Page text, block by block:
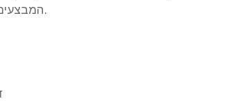
המבצעים ולמנוע קונפליקטים מיותרים בין הרשות לקבלן.